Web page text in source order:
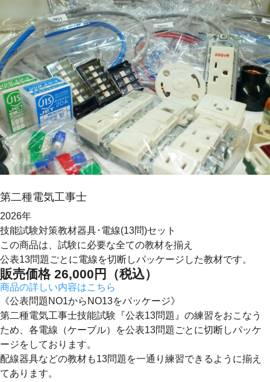
第二種電気工事士
2026年
技能試験対策教材器具･電線(13問)セット
この商品は、試験に必要な全ての教材を揃え
公表13問題ごとに電線を切断しパッケージした教材です。
販売価格 26,000 円（税込）
商品の詳しい内容はこちら
《公表問題NO1からNO13をパッケージ》
第二種電気工事士技能試験『公表13問題』の練習をおこなう
ため、各電線（ケーブル）を公表13問題ごとに切断しパッケ
ージをしております。
配線器具などの教材も13問題を一通り練習できるように揃え
てあります。